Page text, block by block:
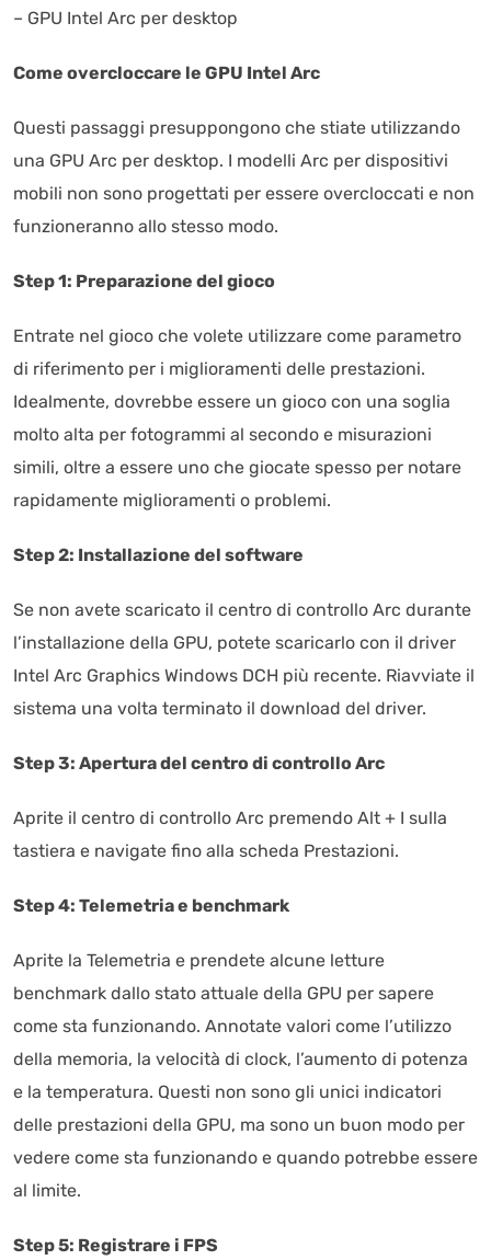
– GPU Intel Arc per desktop
Come overcloccare le GPU Intel Arc
Questi passaggi presuppongono che stiate utilizzando
una GPU Arc per desktop. I modelli Arc per dispositivi
mobili non sono progettati per essere overcloccati e non
funzioneranno allo stesso modo.
Step 1: Preparazione del gioco
Entrate nel gioco che volete utilizzare come parametro
di riferimento per i miglioramenti delle prestazioni.
Idealmente, dovrebbe essere un gioco con una soglia
molto alta per fotogrammi al secondo e misurazioni
simili, oltre a essere uno che giocate spesso per notare
rapidamente miglioramenti o problemi.
Step 2: Installazione del software
Se non avete scaricato il centro di controllo Arc durante
l’installazione della GPU, potete scaricarlo con il driver
Intel Arc Graphics Windows DCH più recente. Riavviate il
sistema una volta terminato il download del driver.
Step 3: Apertura del centro di controllo Arc
Aprite il centro di controllo Arc premendo Alt + I sulla
tastiera e navigate fino alla scheda Prestazioni.
Step 4: Telemetria e benchmark
Aprite la Telemetria e prendete alcune letture
benchmark dallo stato attuale della GPU per sapere
come sta funzionando. Annotate valori come l’utilizzo
della memoria, la velocità di clock, l’aumento di potenza
e la temperatura. Questi non sono gli unici indicatori
delle prestazioni della GPU, ma sono un buon modo per
vedere come sta funzionando e quando potrebbe essere
al limite.
Step 5: Registrare i FPS